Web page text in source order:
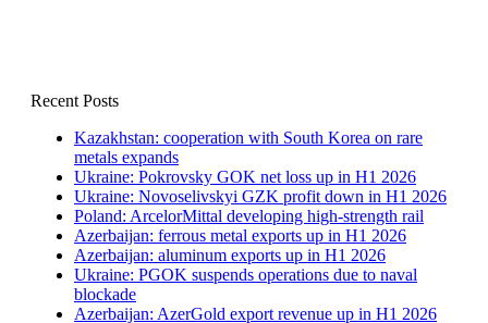
Recent Posts
Kazakhstan: cooperation with South Korea on rare
metals expands
Ukraine: Pokrovsky GOK net loss up in H1 2026
Ukraine: Novoselivskyi GZK profit down in H1 2026
Poland: ArcelorMittal developing high-strength rail
Azerbaijan: ferrous metal exports up in H1 2026
Azerbaijan: aluminum exports up in H1 2026
Ukraine: PGOK suspends operations due to naval
blockade
Azerbaijan: AzerGold export revenue up in H1 2026